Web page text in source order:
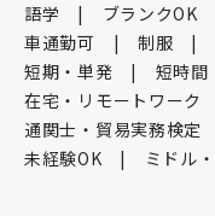
語学
ブランクOK
車通勤可
制服
短期・単発
短時間
在宅・リモートワーク
通関士・貿易実務検定
未経験OK
ミドル